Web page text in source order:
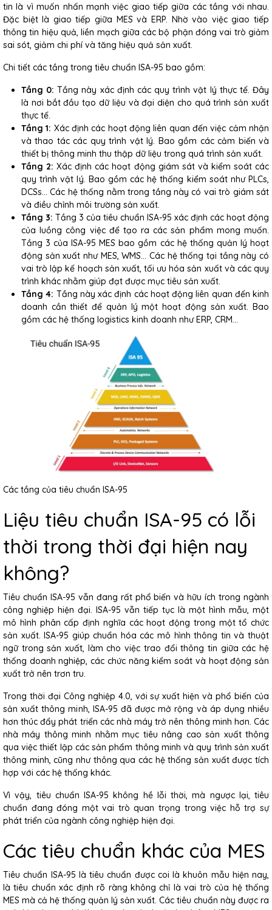
tin là vì muốn nhấn mạnh việc giao tiếp giữa các tầng với nhau.
Đặc biệt là giao tiếp giữa MES và ERP. Nhờ vào việc giao tiếp
thông tin hiệu quả, liền mạch giữa các bộ phận đóng vai trò giảm
sai sót, giảm chi phí và tăng hiệu quả sản xuất.
Chi tiết các tầng trong tiêu chuẩn ISA-95 bao gồm:
Tầng 0: Tầng này xác định các quy trình vật lý thực tế. Đây
là nơi bắt đầu tạo dữ liệu và đại diện cho quá trình sản xuất
thực tế.
Tầng 1: Xác định các hoạt động liên quan đến việc cảm nhận
và thao tác các quy trình vật lý. Bao gồm các cảm biến và
thiết bị thông minh thu thập dữ liệu trong quá trình sản xuất.
Tầng 2: Xác định các hoạt động giám sát và kiểm soát các
quy trình vật lý. Bao gồm các hệ thống kiểm soát như PLCs,
DCSs… Các hệ thống nằm trong tầng này có vai trò giám sát
và điều chỉnh môi trường sản xuất.
Tầng 3: Tầng 3 của tiêu chuẩn ISA-95 xác định các hoạt động
của luồng công việc để tạo ra các sản phẩm mong muốn.
Tầng 3 của ISA-95 MES bao gồm các hệ thống quản lý hoạt
động sản xuất như MES, WMS… Các hệ thống tại tầng này có
vai trò lập kế hoạch sản xuất, tối ưu hóa sản xuất và các quy
trình khác nhằm giúp đạt được mục tiêu sản xuất.
Tầng 4: Tầng này xác định các hoạt động liên quan đến kinh
doanh cần thiết để quản lý một hoạt động sản xuất. Bao
gồm các hệ thống logistics kinh doanh như ERP, CRM…
Các tầng của tiêu chuẩn ISA-95
Liệu tiêu chuẩn ISA-95 có lỗi
thời trong thời đại hiện nay
không?
Tiêu chuẩn ISA-95 vẫn đang rất phổ biến và hữu ích trong ngành
công nghiệp hiện đại. ISA-95 vẫn tiếp tục là một hình mẫu, một
mô hình phân cấp định nghĩa các hoạt động trong một tổ chức
sản xuất. ISA-95 giúp chuẩn hóa các mô hình thông tin và thuật
ngữ trong sản xuất, làm cho việc trao đổi thông tin giữa các hệ
thống doanh nghiệp, các chức năng kiểm soát và hoạt động sản
xuất trở nên trơn tru.
Trong thời đại Công nghiệp 4.0, với sự xuất hiện và phổ biến của
sản xuất thông minh, ISA-95 đã được mở rộng và áp dụng nhiều
hơn thúc đẩy phát triển các nhà máy trở nên thông minh hơn. Các
nhà máy thông minh nhằm mục tiêu nâng cao sản xuất thông
qua việc thiết lập các sản phẩm thông minh và quy trình sản xuất
thông minh, cũng như thông qua các hệ thống sản xuất được tích
hợp với các hệ thống khác.
Vì vậy, tiêu chuẩn ISA-95 không hề lỗi thời, mà ngược lại, tiêu
chuẩn đang đóng một vai trò quan trọng trong việc hỗ trợ sự
phát triển của ngành công nghiệp hiện đại.
Các tiêu chuẩn khác của MES
Tiêu chuẩn ISA-95 là tiêu chuẩn được coi là khuôn mẫu hiện nay,
là tiêu chuẩn xác định rõ ràng không chỉ là vai trò của hệ thống
MES mà cả hệ thống quản lý sản xuất. Các tiêu chuẩn này được ra